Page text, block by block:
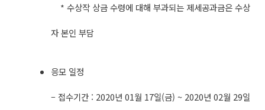
* 수상작 상금 수령에 대해 부과되는 제세공과금은 수상
자 본인 부담
응모 일정
– 접수기간 : 2020년 01월 17일(금) ~ 2020년 02월 29일